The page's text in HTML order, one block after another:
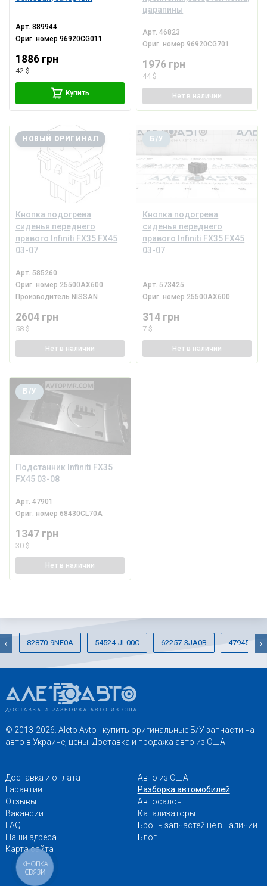
Арт.889944
Ориг. номер96920CG011
1886 грн
42 $
Купить
царапины
Арт.46823
Ориг. номер 96920CG701
1976 грн
44 $
Нет в наличии
Кнопка подогрева
сиденья переднего
правого Infiniti FX35 FX45
03-07
НОВЫЙ ОРИГИНАЛ
Арт. 585260
Ориг. номер 25500AX600
Производитель NISSAN
2604 грн
58 $
Нет в наличии
Кнопка подогрева
сиденья переднего
правого Infiniti FX35 FX45
03-07
Б/У
Арт. 573425
Ориг. номер 25500AX600
314 грн
7 $
Нет в наличии
Подстанник Infiniti FX35
FX45 03-08
Б/У
Арт.47901
Ориг. номер 68430CL70A
1347 грн
30 $
Нет в наличии
82870-9NF0A 54524-JL00C 62257-3JA0B 47945-
‹ ›
© 2013-2026. Aleto Avto - купить оригинальные Б/У запчасти на
авто в Украине, цены. Доставка и продажа авто из США
Доставка и оплата
Гарантии
Отзывы
Вакансии
FAQ
Наши адреса
Карта сайта
Авто из США
Разборка автомобилей
Автосалон
Катализаторы
Бронь запчастей не в наличии
Блог
КНОПКА
СВЯЗИ